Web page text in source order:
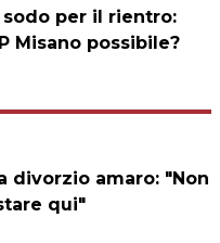
sodo per il rientro:
Misano possibile?
divorzio amaro: "Non
qui"